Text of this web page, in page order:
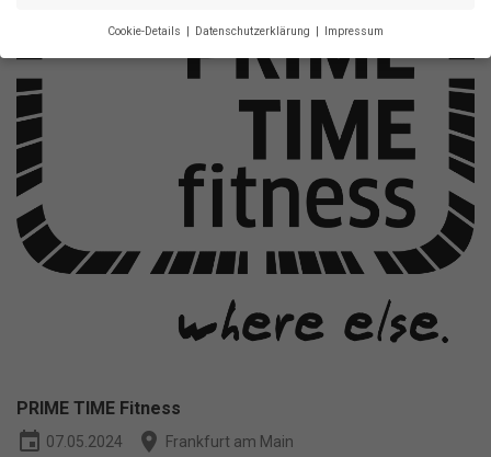
PRIME TIME Fitness
event 07.05.2024 place Frankfurt am Main
Cookie-Details Datenschutzerklärung Impressum
Datenschutzeinstellungen
Wenn Sie unter 16 Jahre alt sind und Ihre Zustimmung zu
freiwilligen Diensten geben möchten, müssen Sie Ihre
Erziehungsberechtigten um Erlaubnis bitten.
Wir verwenden Cookies und andere Technologien auf unserer
Website. Einige von ihnen sind essenziell, während andere uns
helfen, diese Website und Ihre Erfahrung zu verbessern.
Personenbezogene Daten können verarbeitet werden (z. B. IP-
Adressen), z. B. für personalisierte Anzeigen und Inhalte oder
Anzeigen- und Inhaltsmessung.Weitere Informationen über die
Verwendung Ihrer Daten finden Sie in unserer
Bitte beachten Sie, dass aufgrund
individueller Einstellungen möglicherweise nicht alle Funktionen
der Website zur Verfügung stehen.
weitere Informationen anzeigen lassen und so nur bestimmte
Cookies auswählen.